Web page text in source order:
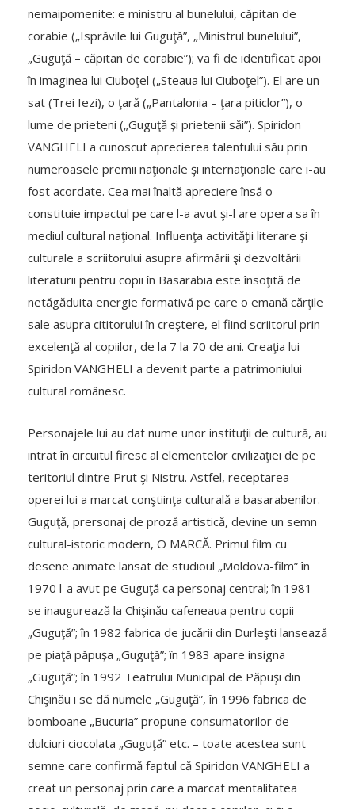
nemaipomenite: e ministru al bunelului, căpitan de
corabie („Isprăvile lui Guguţă”, „Ministrul bunelului”,
„Guguţă – căpitan de corabie”); va fi de identificat apoi
în imaginea lui Ciuboţel („Steaua lui Ciuboţel”). El are un
sat (Trei Iezi), o ţară („Pantalonia – ţara piticlor”), o
lume de prieteni („Guguţă şi prietenii săi”). Spiridon
VANGHELI a cunoscut aprecierea talentului său prin
numeroasele premii naţionale şi internaţionale care i-au
fost acordate. Cea mai înaltă apreciere însă o
constituie impactul pe care l-a avut şi-l are opera sa în
mediul cultural naţional. Influenţa activităţii literare şi
culturale a scriitorului asupra afirmării şi dezvoltării
literaturii pentru copii în Basarabia este însoţită de
netăgăduita energie formativă pe care o emană cărţile
sale asupra cititorului în creştere, el fiind scriitorul prin
excelenţă al copiilor, de la 7 la 70 de ani. Creaţia lui
Spiridon VANGHELI a devenit parte a patrimoniului
cultural românesc.
Personajele lui au dat nume unor instituţii de cultură, au
intrat în circuitul firesc al elementelor civilizaţiei de pe
teritoriul dintre Prut şi Nistru. Astfel, receptarea
operei lui a marcat conştiinţa culturală a basarabenilor.
Guguţă, prersonaj de proză artistică, devine un semn
cultural-istoric modern, O MARCĂ. Primul film cu
desene animate lansat de studioul „Moldova-film” în
1970 l-a avut pe Guguţă ca personaj central; în 1981
se inaugurează la Chişinău cafeneaua pentru copii
„Guguţă”; în 1982 fabrica de jucării din Durleşti lansează
pe piaţă păpuşa „Guguţă”; în 1983 apare insigna
„Guguţă”; în 1992 Teatrului Municipal de Păpuşi din
Chişinău i se dă numele „Guguţă”, în 1996 fabrica de
bomboane „Bucuria” propune consumatorilor de
dulciuri ciocolata „Guguţă” etc. – toate acestea sunt
semne care confirmă faptul că Spiridon VANGHELI a
creat un personaj prin care a marcat mentalitatea